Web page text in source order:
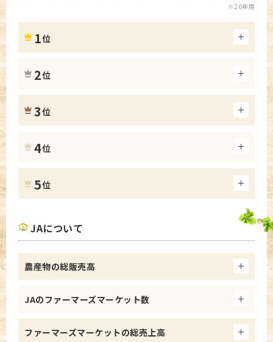
※26年度
1位
2位
3位
4位
5位
JAについて
農産物の総販売高
JAのファーマーズマーケット数
ファーマーズマーケットの総売上高